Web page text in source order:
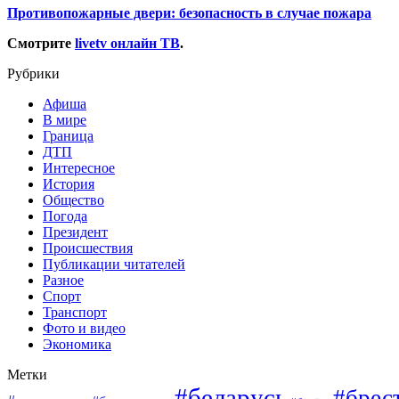
Противопожарные двери: безопасность в случае пожара
Смотрите livetv онлайн ТВ.
Рубрики
Афиша
В мире
Граница
ДТП
Интересное
История
Общество
Погода
Президент
Происшествия
Публикации читателей
Разное
Спорт
Транспорт
Фото и видео
Экономика
Метки